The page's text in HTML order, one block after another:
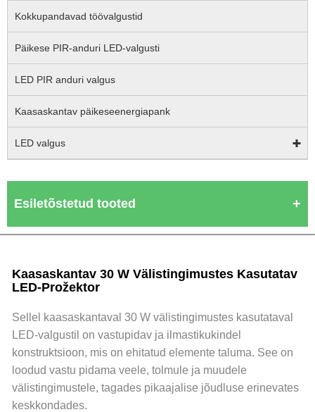
Kokkupandavad töövalgustid
Päikese PIR-anduri LED-valgusti
LED PIR anduri valgus
Kaasaskantav päikeseenergiapank
LED valgus
Esiletõstetud tooted
Kaasaskantav 30 W Välistingimustes Kasutatav
LED-Prožektor
Sellel kaasaskantaval 30 W välistingimustes kasutataval
LED-valgustil on vastupidav ja ilmastikukindel
konstruktsioon, mis on ehitatud elemente taluma. See on
loodud vastu pidama veele, tolmule ja muudele
välistingimustele, tagades pikaajalise jõudluse erinevates
keskkondades.